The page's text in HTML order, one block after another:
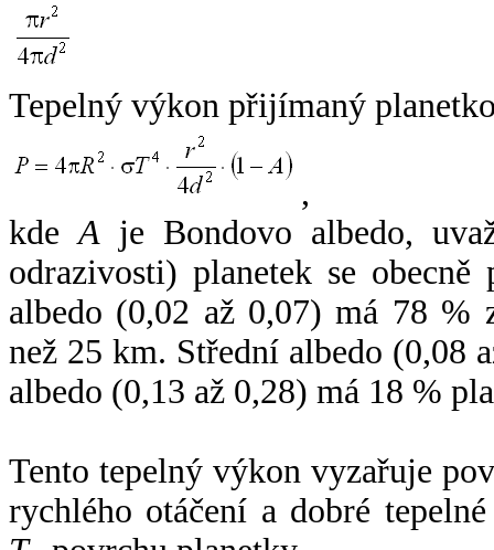
Tepelný výkon přijímaný
,
kdeA je Bondovo albedo,
odrazivosti) planetek se
albedo (0,02 až 0,07) má 78 %
než 25 km. Střední albedo (0,08
albedo (0,13 až 0,28) má 18 %
Tento tepelný výkon vyzařuje
rychlého otáčení a dobré